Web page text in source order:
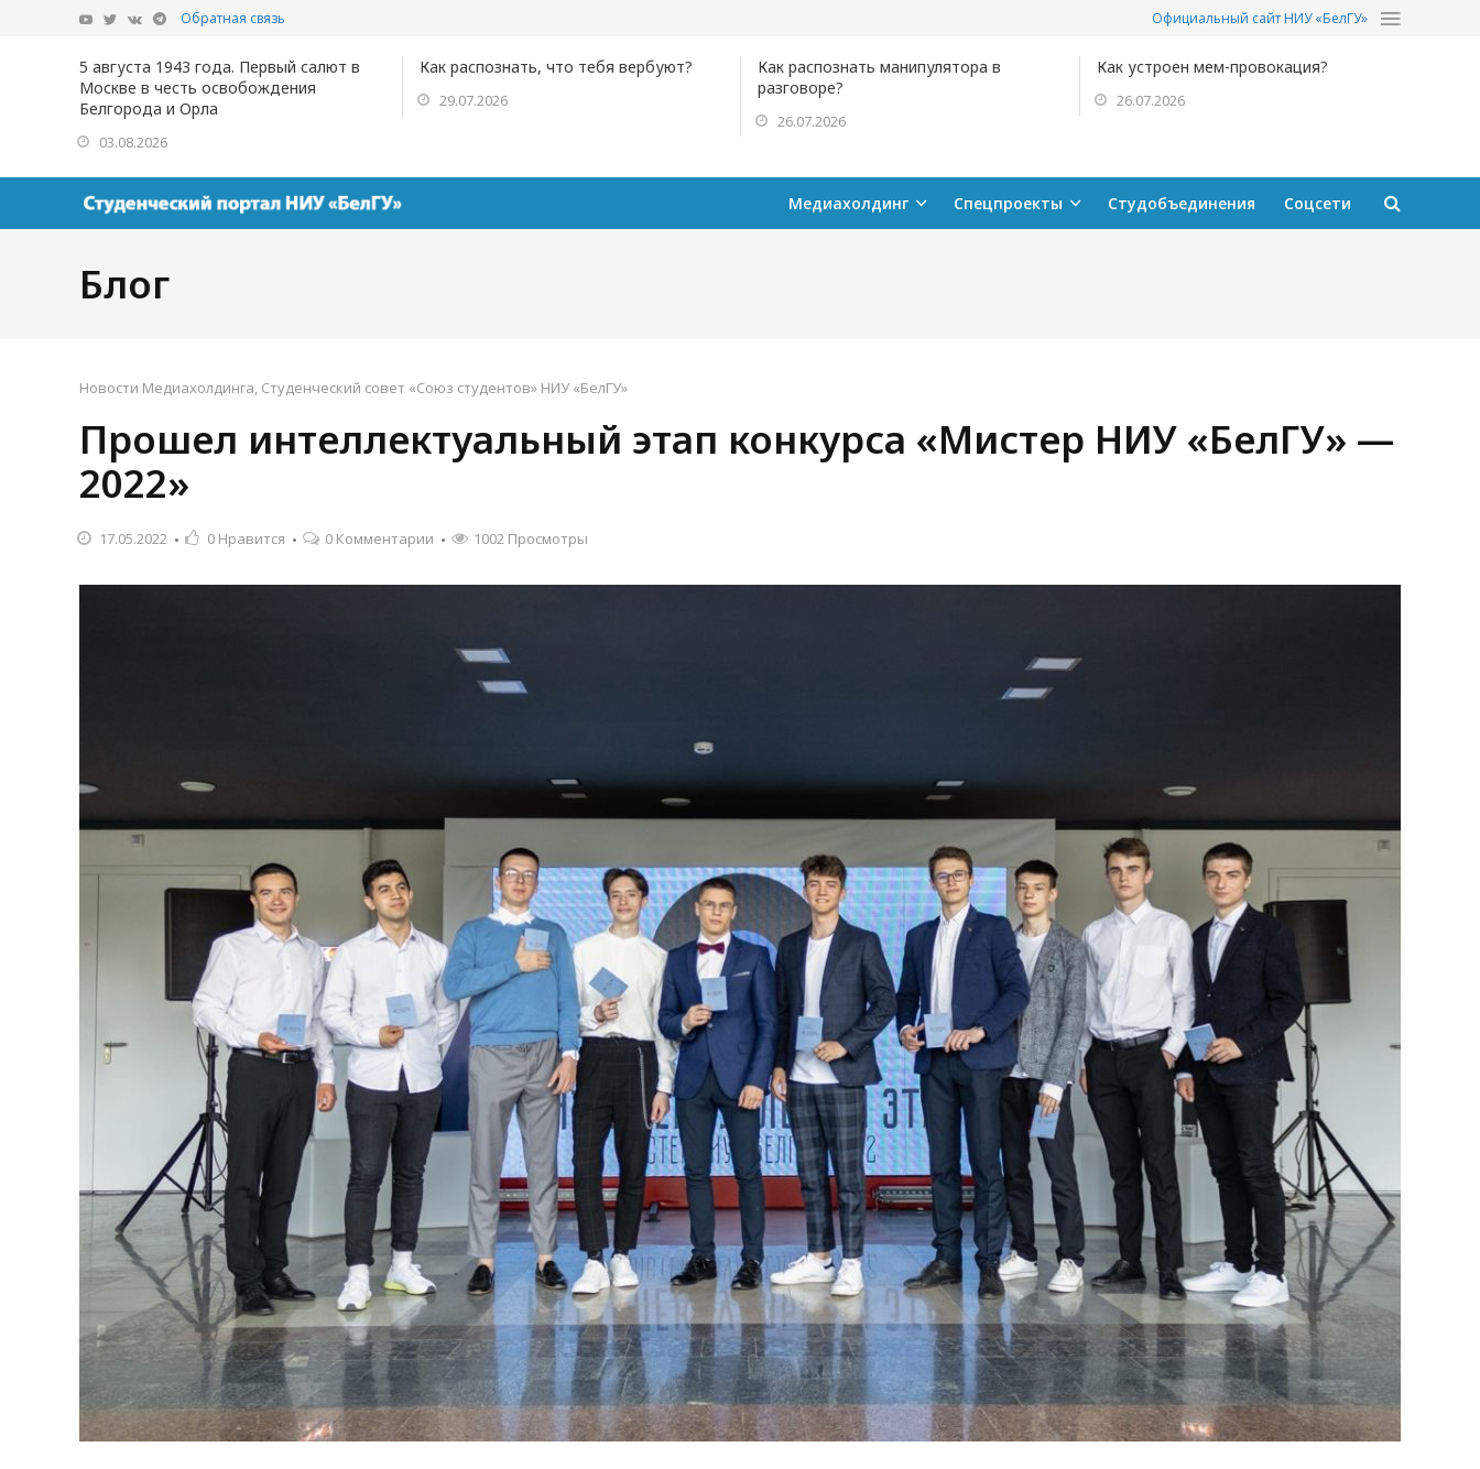
Обратная связь Официальный сайт НИУ «БелГУ»
5 августа 1943 года. Первый салют в
Москве в честь освобождения
Белгорода и Орла
03.08.2026
Как распознать, что тебя вербуют?
29.07.2026
Как распознать манипулятора в
разговоре?
26.07.2026
Как устроен мем-провокация?
26.07.2026
Медиахолдинг Спецпроекты Студобъединения Соцсети
Блог
Новости Медиахолдинга, Студенческий совет «Союз студентов» НИУ «БелГУ»
Прошел интеллектуальный этап конкурса «Мистер НИУ «БелГУ» —
2022»
17.05.2022 0 Нравится 0 Комментарии 1002 Просмотры